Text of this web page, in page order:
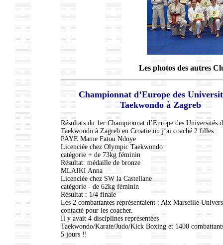
Les photos des autres
Championnat d’Europe des
Taekwondo à Zagreb
Résultats du 1er Championnat d’Europe des Universités
Taekwondo à Zagreb en Croatie ou j’ai coaché 2 filles :
PAYE Mame Fatou Ndoye
Licenciée chez Olympic Taekwondo
catégorie + de 73kg féminin
Résultat: médaille de bronze
MLAIKI Anna
Licenciée chez SW la Castellane
catégorie - de 62kg féminin
Résultat : 1/4 finale
Les 2 combattantes représentaient : Aix Marseille
contacté pour les coacher.
Il y avait 4 disciplines représentées
Taekwondo/Karate/Judo/Kick Boxing et 1400
5 jours !!